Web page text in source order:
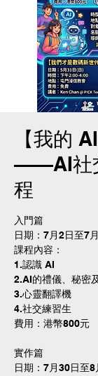
【我的
——AI社
程
入門篇
日期：7月2日至7
課程內容：
1.認識 AI
2.AI的禮儀、秘密
3.心靈翻譯機
4.社交練習生
費用：港幣800元
實作篇
日期：7月30日至